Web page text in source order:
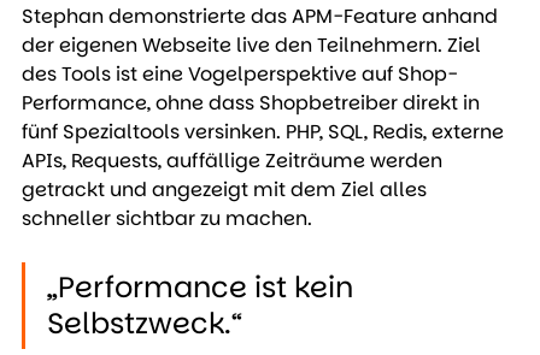
Stephan demonstrierte das APM-Feature anhand
der eigenen Webseite live den Teilnehmern. Ziel
des Tools ist eine Vogelperspektive auf Shop-
Performance, ohne dass Shopbetreiber direkt in
fünf Spezialtools versinken. PHP, SQL, Redis, externe
APIs, Requests, auffällige Zeiträume werden
getrackt und angezeigt mit dem Ziel alles
schneller sichtbar zu machen.
„Performance ist kein
Selbstzweck.“